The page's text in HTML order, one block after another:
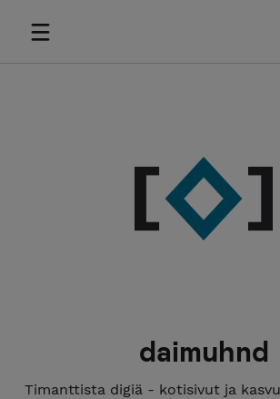
daimuhnd
Timanttista digiä - kotisivut ja